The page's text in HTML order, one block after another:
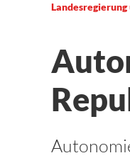
Landesregierung